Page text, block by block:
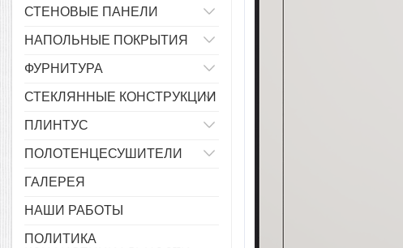
СТЕНОВЫЕ ПАНЕЛИ
НАПОЛЬНЫЕ ПОКРЫТИЯ
ФУРНИТУРА
СТЕКЛЯННЫЕ КОНСТРУКЦИИ
ПЛИНТУС
ПОЛОТЕНЦЕСУШИТЕЛИ
ГАЛЕРЕЯ
НАШИ РАБОТЫ
ПОЛИТИКА